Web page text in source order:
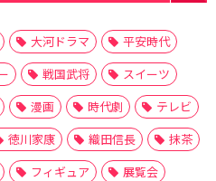
大河ドラマ
平安時代
戦国武将
スイーツ
漫画 時代劇
テレビ
徳川家康 織田信長
抹茶
フィギュア
展覧会